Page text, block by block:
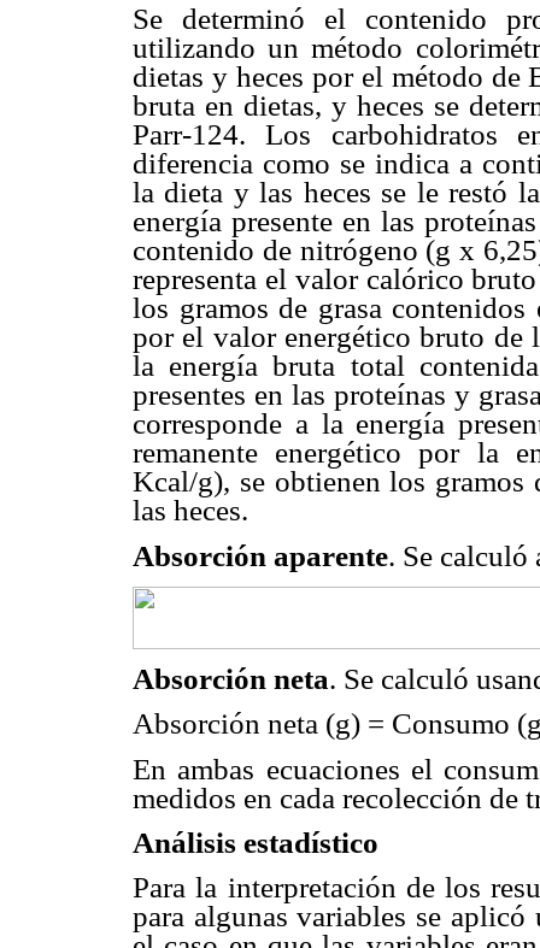
Se determinó el contenido
utilizando un método
dietas y heces por el método
bruta en dietas, y heces se
Parr-124. Los carbohidratos
diferencia como se indica a
la dieta y las heces se le restó
energía presente en las
contenido de nitrógeno (g x
representa el valor calórico
los gramos de grasa
por el valor energético bruto de
la energía bruta total
presentes en las proteínas y
corresponde a la energía
remanente energético por la
Kcal/g), se obtienen los gramos
las heces.
Absorción aparente. Se
Absorción neta. Se calculó
Absorción neta (g) = Consumo
En ambas ecuaciones el
medidos en cada recolección de
Análisis estadístico
Para la interpretación de los
para algunas variables se